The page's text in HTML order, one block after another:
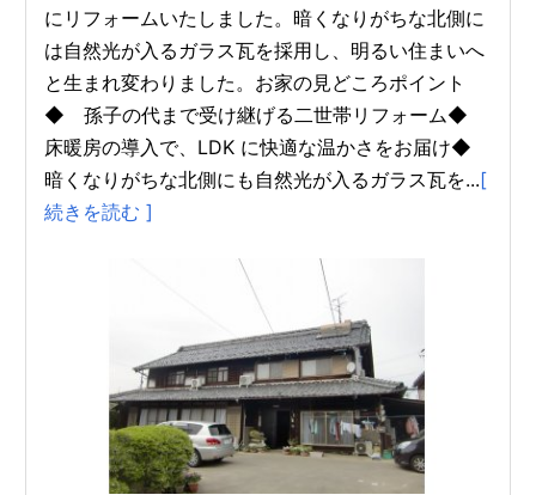
にリフォームいたしました。暗くなりがちな北側に
は自然光が入るガラス瓦を採用し、明るい住まいへ
と生まれ変わりました。お家の見どころポイント
◆ 孫子の代まで受け継げる二世帯リフォーム◆
床暖房の導入で、LDK に快適な温かさをお届け◆
暗くなりがちな北側にも自然光が入るガラス瓦を...[
続きを読む ]